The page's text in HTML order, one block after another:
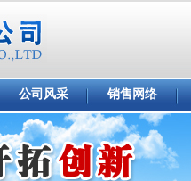
公司风采 销售网络